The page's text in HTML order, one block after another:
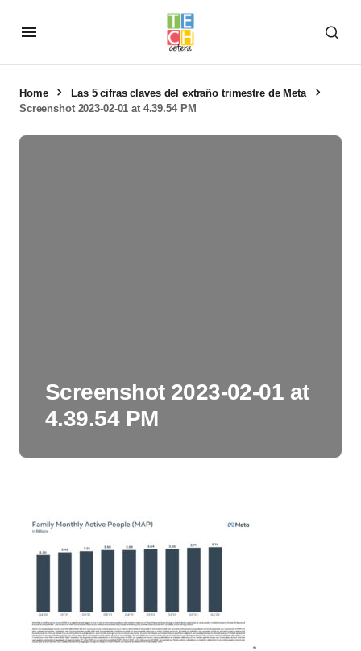
Home
Las 5 cifras claves del extraño trimestre de Meta
Screenshot 2023-02-01 at 4.39.54 PM
Screenshot 2023-02-01 at
4.39.54 PM